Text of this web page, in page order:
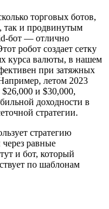
торговых ботов,
так и продвинутым
бот — отлично
робот создает сетку
курса валюты, в нашем
при затяжных
летом 2023
$26,000 и $30,000,
доходности в
стратегии.
стратегию
через равные
и бот, который
по шаблонам